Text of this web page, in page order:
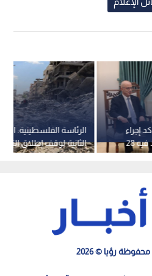
الرئاسة الفلسطينية:
الثانية لوقف إطلاق
الورق" فقط
إجراء
الانتخابات في موعدها المحدد فيه 28
رؤيا © 2026